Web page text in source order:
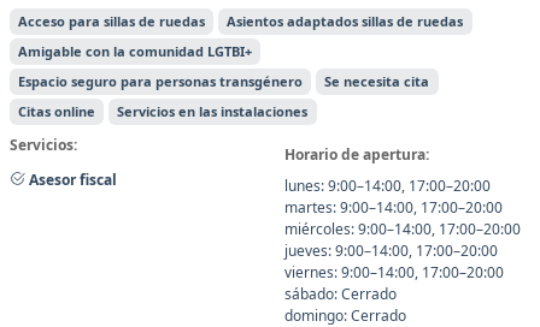
Acceso para sillas de ruedas
Asientos adaptados sillas de ruedas
Amigable con la comunidad LGTBI+
Espacio seguro para personas transgénero
Se necesita cita
Citas online
Servicios en las instalaciones
Servicios:
Asesor fiscal
Horario de apertura:
lunes: 9:00–14:00, 17:00–20:00
martes: 9:00–14:00, 17:00–20:00
miércoles: 9:00–14:00, 17:00–20:00
jueves: 9:00–14:00, 17:00–20:00
viernes: 9:00–14:00, 17:00–20:00
sábado: Cerrado
domingo: Cerrado